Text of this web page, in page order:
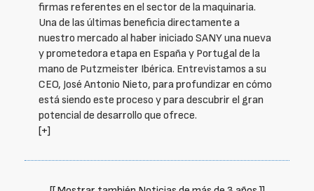
firmas referentes en el sector de la maquinaria.
Una de las últimas beneficia directamente a
nuestro mercado al haber iniciado SANY una nueva
y prometedora etapa en España y Portugal de la
mano de Putzmeister Ibérica. Entrevistamos a su
CEO, José Antonio Nieto, para profundizar en cómo
está siendo este proceso y para descubrir el gran
potencial de desarrollo que ofrece.
[+]